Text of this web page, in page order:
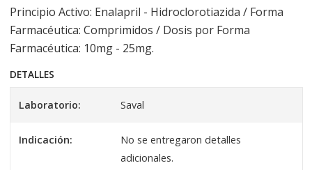
Principio Activo: Enalapril - Hidroclorotiazida / Forma
Farmacéutica: Comprimidos / Dosis por Forma
Farmacéutica: 10mg - 25mg.
DETALLES
Laboratorio: Saval
Indicación:
No se entregaron detalles
adicionales.